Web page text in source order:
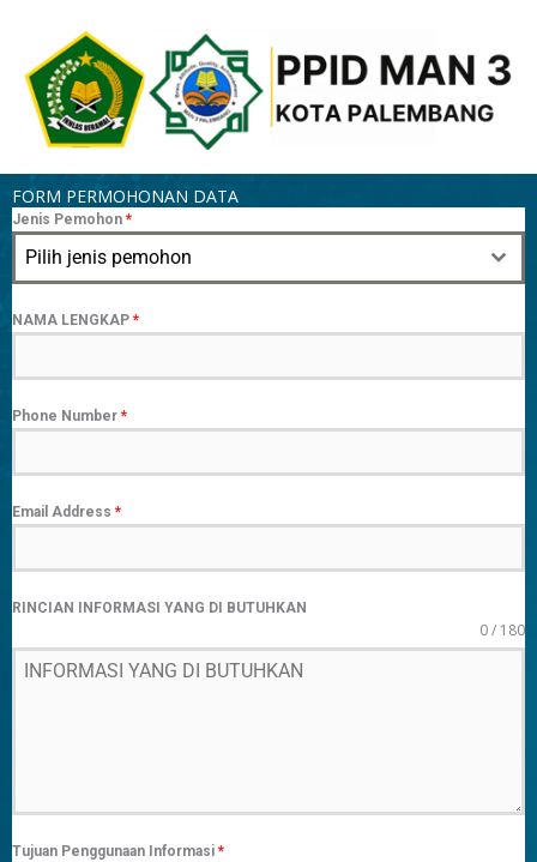
content
FORM PERMOHONAN DATA
Jenis Pemohon *
Pilih jenis pemohon
NAMA LENGKAP *
Phone Number *
Email Address *
RINCIAN INFORMASI YANG DI BUTUHKAN
0 / 180
Tujuan Penggunaan Informasi *